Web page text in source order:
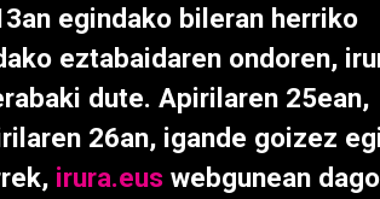
egindako bileran herriko
eztabaidaren ondoren,
dute. Apirilaren 25ean,
26an, igande goizez
irura.euswebgunean dago